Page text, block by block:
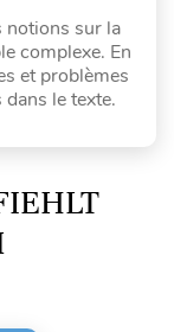
notions sur la
complexe. En
et problèmes
le texte.